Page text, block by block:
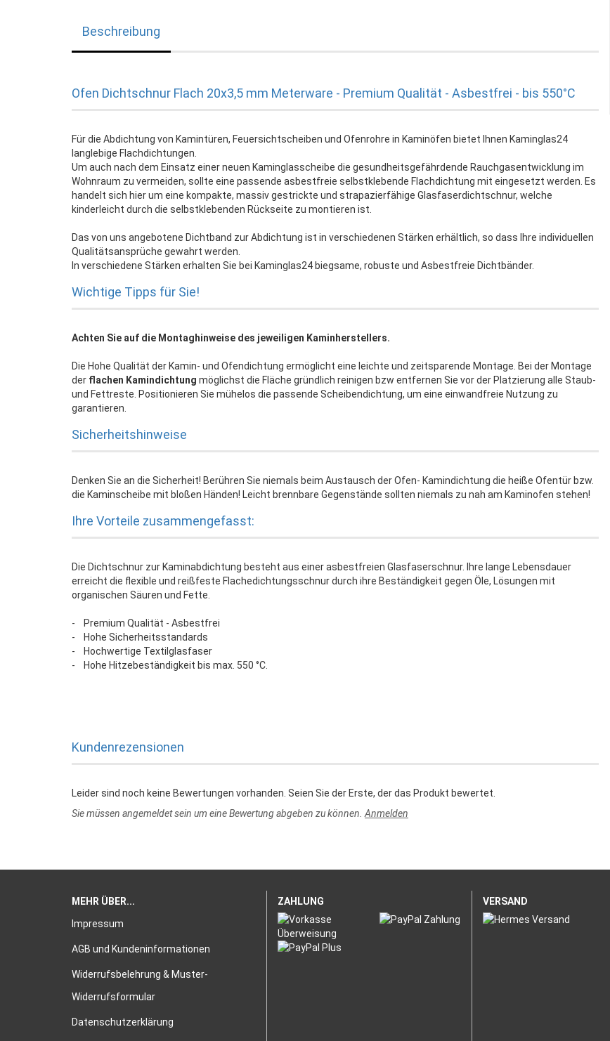
Beschreibung
Ofen Dichtschnur Flach 20x3,5 mm Meterware - Premium Qualität - Asbestfrei - bis 550°C
Für die Abdichtung von Kamintüren, Feuersichtscheiben und Ofenrohre in Kaminöfen bietet Ihnen Kaminglas24
langlebige Flachdichtungen.
Um auch nach dem Einsatz einer neuen Kaminglasscheibe die gesundheitsgefährdende Rauchgasentwicklung im
Wohnraum zu vermeiden, sollte eine passende asbestfreie selbstklebende Flachdichtung mit eingesetzt werden. Es
handelt sich hier um eine kompakte, massiv gestrickte und strapazierfähige Glasfaserdichtschnur, welche
kinderleicht durch die selbstklebenden Rückseite zu montieren ist.
Das von uns angebotene Dichtband zur Abdichtung ist in verschiedenen Stärken erhältlich, so dass Ihre individuellen
Qualitätsansprüche gewahrt werden.
In verschiedene Stärken erhalten Sie bei Kaminglas24 biegsame, robuste und Asbestfreie Dichtbänder.
Wichtige Tipps für Sie!
Achten Sie auf die Montaghinweise des jeweiligen Kaminherstellers.
Die Hohe Qualität der Kamin- und Ofendichtung ermöglicht eine leichte und zeitsparende Montage. Bei der Montage
der flachen Kamindichtung möglichst die Fläche gründlich reinigen bzw entfernen Sie vor der Platzierung alle Staub-
und Fettreste. Positionieren Sie mühelos die passende Scheibendichtung, um eine einwandfreie Nutzung zu
garantieren.
Sicherheitshinweise
Denken Sie an die Sicherheit! Berühren Sie niemals beim Austausch der Ofen- Kamindichtung die heiße Ofentür bzw.
die Kaminscheibe mit bloßen Händen! Leicht brennbare Gegenstände sollten niemals zu nah am Kaminofen stehen!
Ihre Vorteile zusammengefasst:
Die Dichtschnur zur Kaminabdichtung besteht aus einer asbestfreien Glasfaserschnur. Ihre lange Lebensdauer
erreicht die flexible und reißfeste Flachedichtungsschnur durch ihre Beständigkeit gegen Öle, Lösungen mit
organischen Säuren und Fette.
- Premium Qualität - Asbestfrei
- Hohe Sicherheitsstandards
- Hochwertige Textilglasfaser
- Hohe Hitzebeständigkeit bis max. 550 °C.
Kundenrezensionen
Leider sind noch keine Bewertungen vorhanden. Seien Sie der Erste, der das Produkt bewertet.
Sie müssen angemeldet sein um eine Bewertung abgeben zu können. Anmelden
MEHR ÜBER...
Impressum
AGB und Kundeninformationen
Widerrufsbelehrung & Muster-
Widerrufsformular
Datenschutzerklärung
ZAHLUNG VERSAND